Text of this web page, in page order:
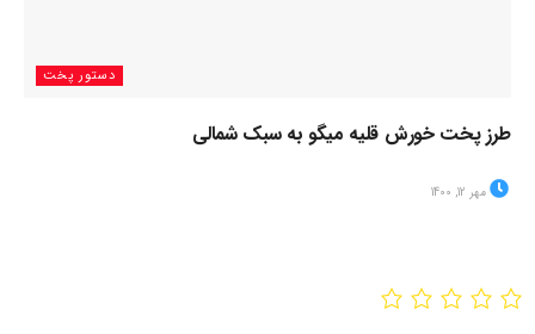
دستور پخت
طرز پخت خورش قلیه میگو به سبک شمالی
مهر 12, 1400